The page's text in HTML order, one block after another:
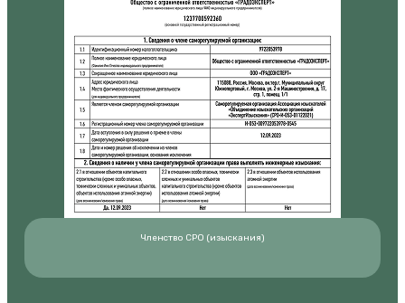
Членство СРО (изыскания)